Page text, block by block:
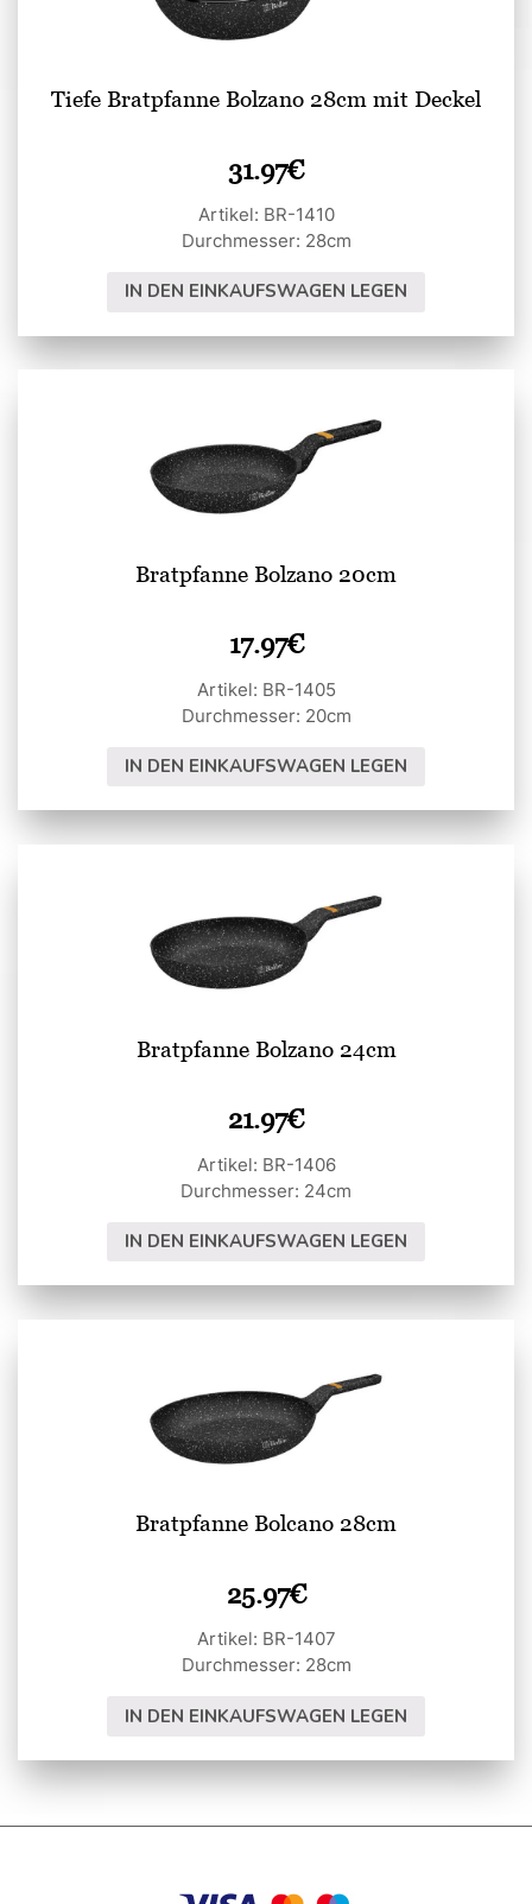
Tiefe Bratpfanne Bolzano 28cm mit Deckel
31.97€
Artikel: BR-1410
Durchmesser: 28cm
IN DEN EINKAUFSWAGEN LEGEN
Bratpfanne Bolzano 20cm
17.97€
Artikel: BR-1405
Durchmesser: 20cm
IN DEN EINKAUFSWAGEN LEGEN
Bratpfanne Bolzano 24cm
21.97€
Artikel: BR-1406
Durchmesser: 24cm
IN DEN EINKAUFSWAGEN LEGEN
Bratpfanne Bolcano 28cm
25.97€
Artikel: BR-1407
Durchmesser: 28cm
IN DEN EINKAUFSWAGEN LEGEN